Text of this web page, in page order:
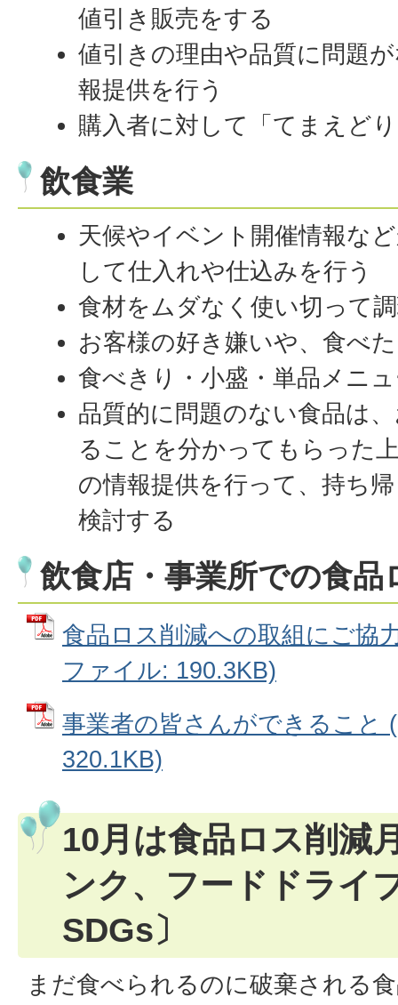
値引き販売をする
値引きの理由や品質に問題
報提供を行う
購入者に対して「てまえど
飲食業
天候やイベント開催情報な
して仕入れや仕込みを行う
食材をムダなく使い切って
お客様の好き嫌いや、食べ
食べきり・小盛・単品メニ
品質的に問題のない食品は
ることを分かってもらった
の情報提供を行って、持ち
検討する
飲食店・事業所での食品
食品ロス削減への取組にご協
ファイル: 190.3KB)
事業者の皆さんができること
320.1KB)
10月は食品ロス削減
ンク、フードドライ
SDGs〕
まだ食べられるのに破棄される